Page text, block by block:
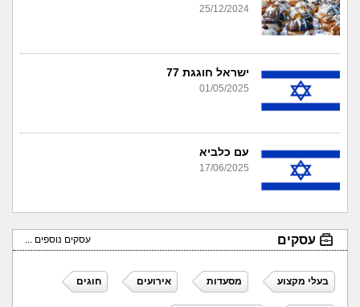
25/12/2024
ישראל חוגגת 77
01/05/2025
עם כלביא
17/06/2025
עסקים עסקים נוספים ...
בעלי מקצוע מסעדות אירועים חוגים